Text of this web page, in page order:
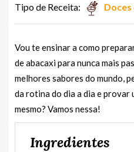
Tipo de Receita: Doces
Vou te ensinar a como
de abacaxi para nunca mais
melhores sabores do mundo,
da rotina do dia a dia e provar
mesmo? Vamos nessa!
Ingredientes